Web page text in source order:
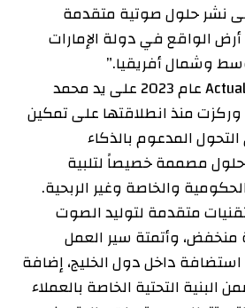
نشر حلول صوتية متقدمة
الواقع في دولة الإمارات
وشمال أفريقيا.”
وتأسست شركة Actualize عام 2023 على يد محمد
وركزت منذ انطلاقتها على تمكين
المدعوم بالذكاء
مصممة خصيصاً لتلبية
والخاصة وغير الربحية.
متقدمة لتوليد الصوت
منخفض، وأتمتة سير العمل
داخل دول الخليج، إضافة
البنية التحتية الخاصة بالعملاء